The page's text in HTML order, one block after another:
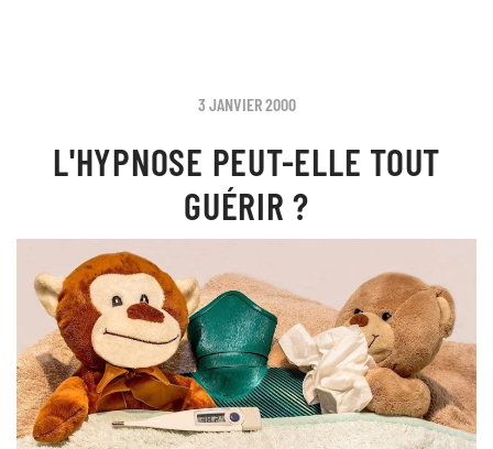
3 JANVIER 2000
L'HYPNOSE PEUT-ELLE TOUT
GUÉRIR ?